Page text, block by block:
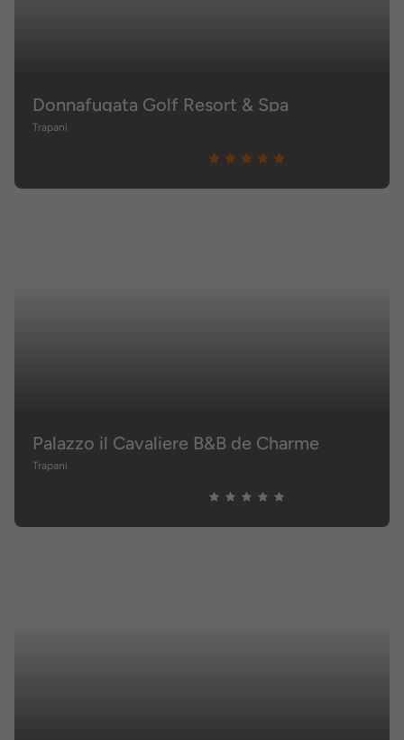
Donnafugata Golf Resort & Spa
Trapani
Palazzo il Cavaliere B&B de Charme
Trapani